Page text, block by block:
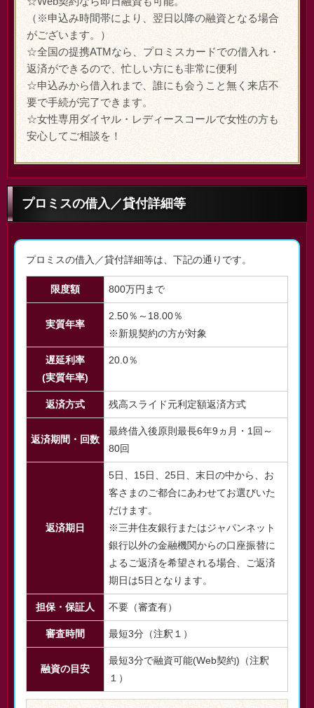
（※申込み時間帯により、翌日以降の融資となる場合
がございます。）
☆全国の提携ATMなら、プロミスカードでの借入れ・
返済ができるので、忙しい方にも非常に便利
☆申込みから借入れまで、誰にも会うこと無く来店不
要で手続が完了できます。
☆女性専用ダイヤル・レディースコールで女性の方も
安心してご相談を！
プロミスの借入／貸付詳細等
プロミスの借入／貸付詳細等は、下記の通りです。
限度額 800万円まで
実質年率
2.50％～18.00％
※新規契約の方が対象
遅延利率
(実質年率)
20.0％
返済方式 残高スライド元利定額返済方式
返済期間・回数
最終借入後原則最長6年9ヵ月・1回～
80回
返済期日
5日、15日、25日、末日の中から、お
客さまのご都合にあわせてお選びいた
だけます。
※三井住友銀行またはジャパンネット
銀行以外の金融機関からの口座振替に
よるご返済を希望される場合、ご返済
期日は5日となります。
担保・保証人 不要（審査有）
審査時間 最短3分（注釈１）
融資の目安
最短3分で融資可能(Web契約)（注釈
１）